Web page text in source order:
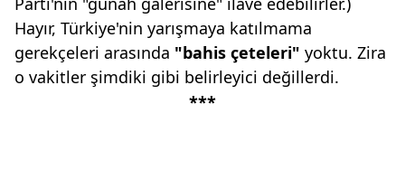
Hayır, Türkiye'nin yarışmaya katılmama
gerekçeleri arasında "bahis çeteleri" yoktu. Zira
o vakitler şimdiki gibi belirleyici değillerdi.
***